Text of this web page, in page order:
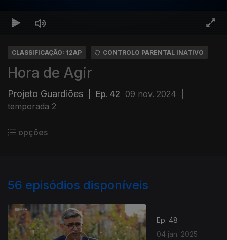
CLASSIFICAÇÃO: 12AP CONTROLO PARENTAL INATIVO
Hora de Agir
Projeto Guardiões Ep. 42 09 nov. 2024
temporada 2
opções
56 episódios disponíveis
Ep. 48
04 jan. 2025